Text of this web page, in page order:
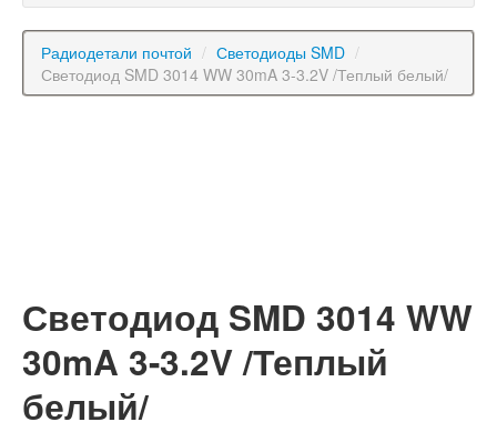
Радиодетали почтой / Светодиоды SMD /
Светодиод SMD 3014 WW 30mA 3-3.2V /Теплый белый/
Светодиод SMD 3014 WW
30mA 3-3.2V /Теплый
белый/